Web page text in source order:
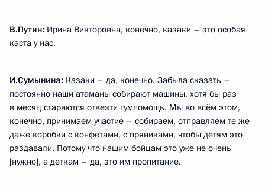
В.Путин: Ирина Викторовна, конечно, казаки – это особая
каста у нас.
И.Сумынина: Казаки – да, конечно. Забыла сказать –
постоянно наши атаманы собирают машины, хотя бы раз
в месяц стараются отвезти гумпомощь. Мы во всём этом,
конечно, принимаем участие – собираем, отправляем те же
даже коробки с конфетами, с пряниками, чтобы детям это
раздавали. Потому что нашим бойцам это уже не очень
[нужно], а деткам – да, это им пропитание.